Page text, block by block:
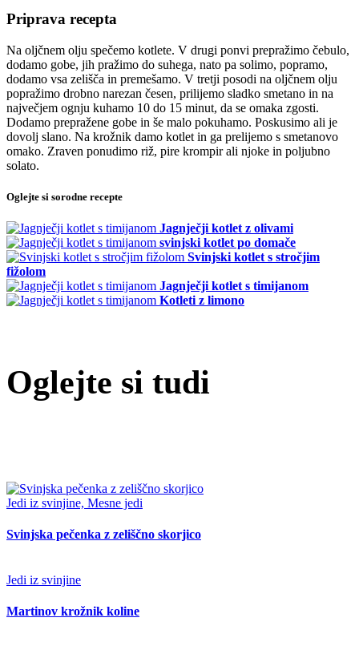
Priprava recepta
Na oljčnem olju spečemo kotlete. V drugi ponvi prepražimo čebulo,
dodamo gobe, jih pražimo do suhega, nato pa solimo, popramo,
dodamo vsa zelišča in premešamo. V tretji posodi na oljčnem olju
popražimo drobno narezan česen, prilijemo sladko smetano in na
največjem ognju kuhamo 10 do 15 minut, da se omaka zgosti.
Dodamo prepražene gobe in še malo pokuhamo. Poskusimo ali je
dovolj slano. Na krožnik damo kotlet in ga prelijemo s smetanovo
omako. Zraven ponudimo riž, pire krompir ali njoke in poljubno
solato.
Oglejte si sorodne recepte
Jagnječji kotlet z olivami
svinjski kotlet po domače
Svinjski kotlet s stročjim
fižolom
Jagnječji kotlet s timijanom
Kotleti z limono
Oglejte si tudi
Jedi iz svinjine, Mesne jedi
Svinjska pečenka z zeliščno skorjico
Jedi iz svinjine
Martinov krožnik koline